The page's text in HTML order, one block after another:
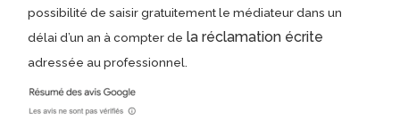
possibilité de saisir gratuitement le médiateur dans un
délai d’un an à compter de la réclamation écrite
adressée au professionnel.